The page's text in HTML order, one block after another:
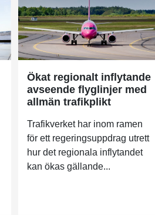
Ökat regionalt inflytande
avseende flyglinjer med
allmän trafikplikt
Trafikverket har inom ramen
för ett regeringsuppdrag utrett
hur det regionala inflytandet
kan ökas gällande...